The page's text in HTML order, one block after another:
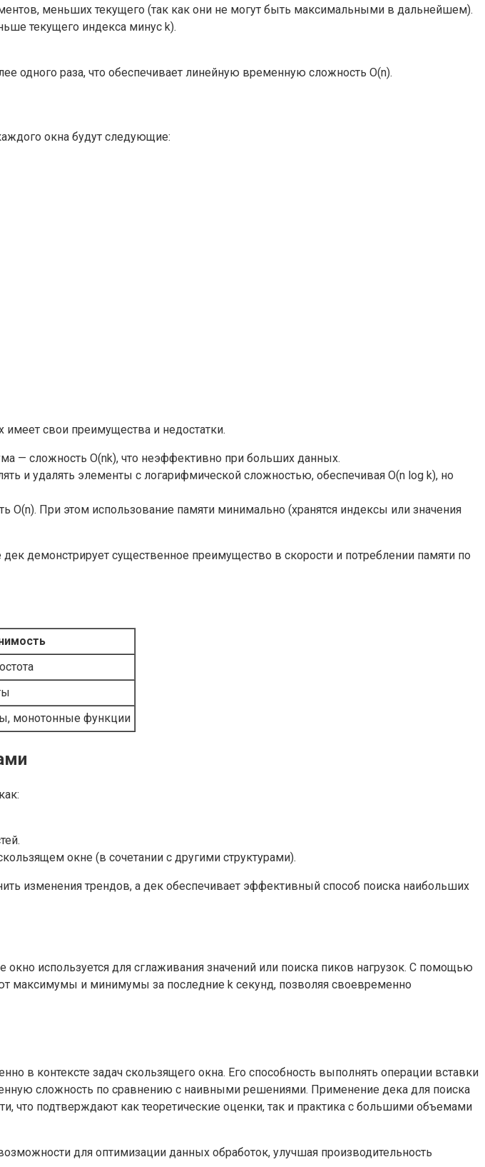
меньших текущего (так как они не могут быть максимальными в дальнейшем).
текущего индекса минус k).
одного раза, что обеспечивает линейную временную сложность O(n).
окна будут следующие:
свои преимущества и недостатки.
— сложность O(nk), что неэффективно при больших данных.
и удалять элементы с логарифмической сложностью, обеспечивая O(n log k), но
При этом использование памяти минимально (хранятся индексы или значения
демонстрирует существенное преимущество в скорости и потреблении памяти по
монотонные функции
окне (в сочетании с другими структурами).
изменения трендов, а дек обеспечивает эффективный способ поиска наибольших
используется для сглаживания значений или поиска пиков нагрузок. С помощью
максимумы и минимумы за последние k секунд, позволяя своевременно
в контексте задач скользящего окна. Его способность выполнять операции вставки
сложность по сравнению с наивными решениями. Применение дека для поиска
подтверждают как теоретические оценки, так и практика с большими объемами
для оптимизации данных обработок, улучшая производительность